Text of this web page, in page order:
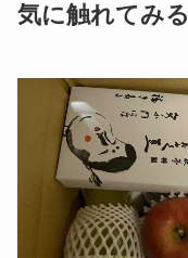
気に触れてみる